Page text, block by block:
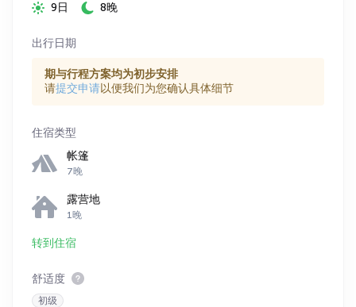
9日
8晚
出行日期
期与行程方案均为初步安排
请提交申请以便我们为您确认具体细节
住宿类型
帐篷
7晚
露营地
1晚
转到住宿
舒适度
初级